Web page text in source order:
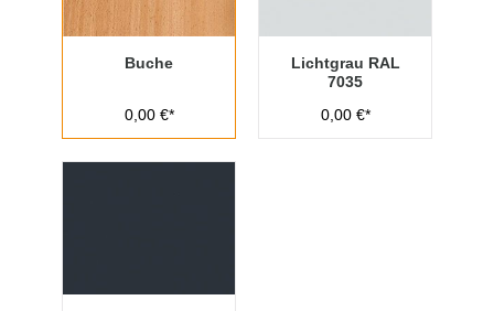
Buche
0,00 €*
Lichtgrau RAL
7035
0,00 €*